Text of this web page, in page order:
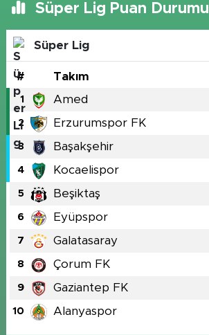
Süper Lig Puan Durumu
Süper Lig
# Takım
1 Amed
2 Erzurumspor FK
3 Başakşehir
4 Kocaelispor
5 Beşiktaş
6 Eyüpspor
7 Galatasaray
8 Çorum FK
9 Gaziantep FK
10 Alanyaspor